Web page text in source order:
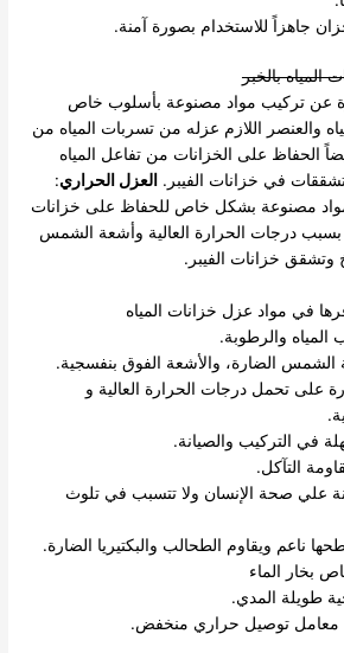
جاهزاً للاستخدام بصورة آمنة.
بالخبر
عن تركيب مواد مصنوعة بأسلوب خاص
والعنصر اللازم عزله من تسربات المياه من
الحفاظ على الخزانات من تفاعل المياه
في خزانات الفيبر. العزل الحراري:
مصنوعة بشكل خاص للحفاظ على خزانات
درجات الحرارة العالية وأشعة الشمس
خزانات الفيبر.
في مواد عزل خزانات المياه
والرطوبة.
الشمس الضارة، والأشعة الفوق بنفسجية.
على تحمل درجات الحرارة العالية و
في التركيب والصيانة.
التآكل.
علي صحة الإنسان ولا تتسبب في تلوث
ناعم ويقاوم الطحالب والبكتيريا الضارة.
بخار الماء
طويلة المدي.
معامل توصيل حراري منخفض.